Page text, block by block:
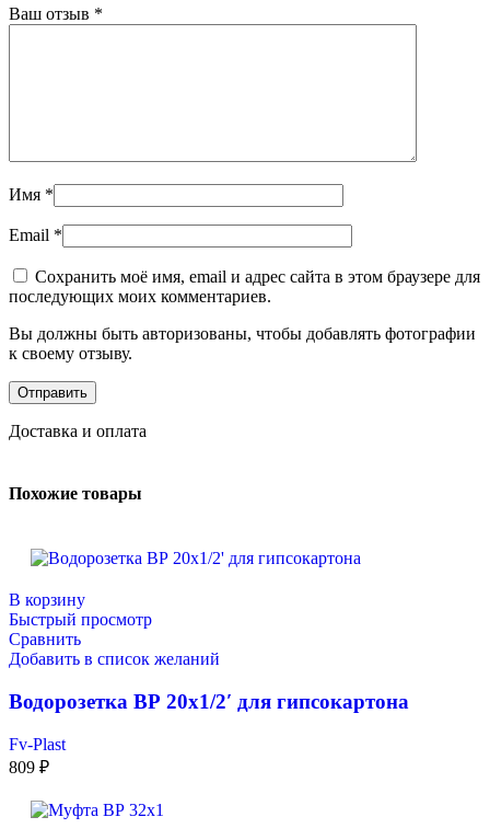
Ваш отзыв *
Имя *
Email *
Сохранить моё имя, email и адрес сайта в этом браузере для
последующих моих комментариев.
Вы должны быть авторизованы, чтобы добавлять фотографии
к своему отзыву.
Доставка и оплата
Похожие товары
В корзину
Быстрый просмотр
Сравнить
Добавить в список желаний
Водорозетка ВР 20х1/2′ для гипсокартона
Fv-Plast
809 ₽